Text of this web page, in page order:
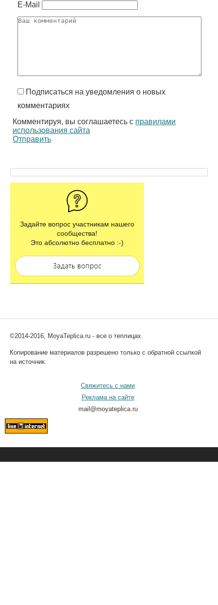
E-Mail
Подписаться на уведомления о новых
комментариях
Комментируя, вы соглашаетесь с правилами
использования сайта
Отправить
Задайте вопрос участникам нашего
сообщества!
Это абсолютно бесплатно :-)
©2014-2016, MoyaTeplica.ru - все о теплицах.
Копирование материалов разрешено только с обратной ссылкой
на источник.
Свяжитесь с нами
Реклама на сайте
mail@moyateplica.ru